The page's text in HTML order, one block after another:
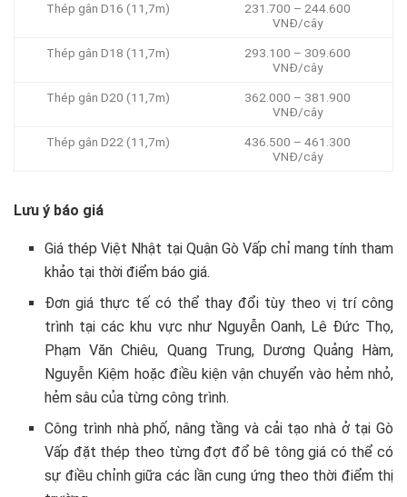
Thép gân D16 (11,7m)
231.700 – 244.600
VNĐ/cây
Thép gân D18 (11,7m)
293.100 – 309.600
VNĐ/cây
Thép gân D20 (11,7m)
362.000 – 381.900
VNĐ/cây
Thép gân D22 (11,7m)
436.500 – 461.300
VNĐ/cây
Lưu ý báo giá
Giá thép Việt Nhật tại Quận Gò Vấp chỉ mang tính tham
khảo tại thời điểm báo giá.
Đơn giá thực tế có thể thay đổi tùy theo vị trí công
trình tại các khu vực như Nguyễn Oanh, Lê Đức Thọ,
Phạm Văn Chiêu, Quang Trung, Dương Quảng Hàm,
Nguyễn Kiệm hoặc điều kiện vận chuyển vào hẻm nhỏ,
hẻm sâu của từng công trình.
Công trình nhà phố, nâng tầng và cải tạo nhà ở tại Gò
Vấp đặt thép theo từng đợt đổ bê tông giá có thể có
sự điều chỉnh giữa các lần cung ứng theo thời điểm thị